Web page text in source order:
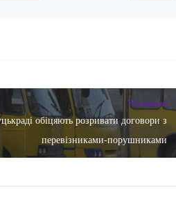
Yсі новини
обіцяють розривати договори з
перевізниками-порушниками